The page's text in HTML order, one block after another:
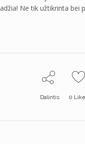
Ne tik užtikrinta bei
Dalintis 0